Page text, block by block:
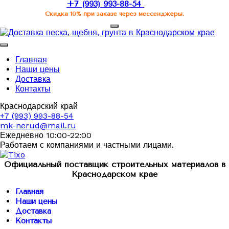
+7 (993) 993-88-54
Скидка 10% при заказе через мессенджеры.
Главная
Наши цены
Доставка
Контакты
Краснодарский край
+7 (993) 993-88-54
mk-nerud@mail.ru
Ежедневно 10:00-22:00
Работаем с компаниями и частными лицами.
Официальный поставщик строительных материалов в
Краснодарском крае
Главная
Наши цены
Доставка
Контакты